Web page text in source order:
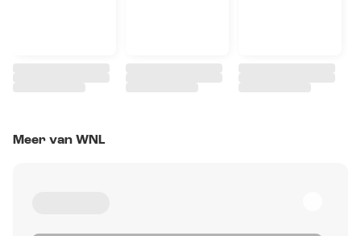
Meer van WNL